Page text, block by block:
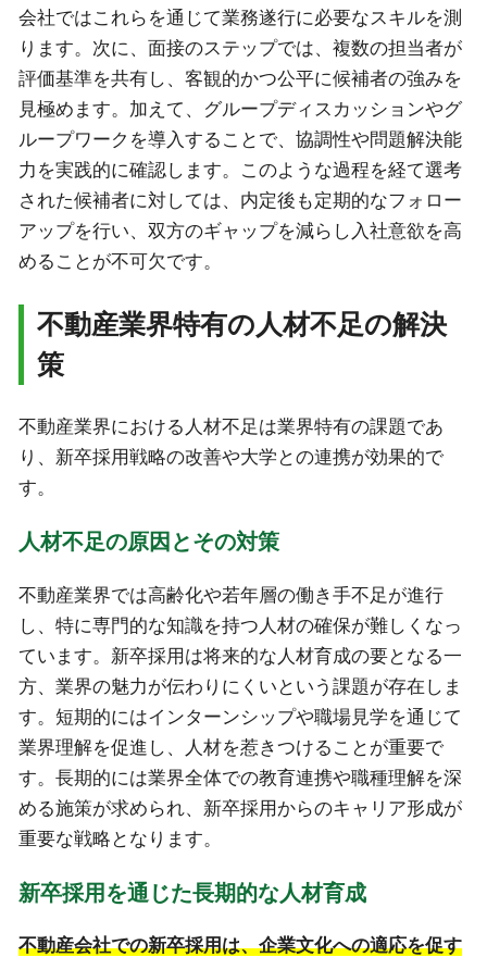
会社ではこれらを通じて業務遂行に必要なスキルを測
ります。次に、面接のステップでは、複数の担当者が
評価基準を共有し、客観的かつ公平に候補者の強みを
見極めます。加えて、グループディスカッションやグ
ループワークを導入することで、協調性や問題解決能
力を実践的に確認します。このような過程を経て選考
された候補者に対しては、内定後も定期的なフォロー
アップを行い、双方のギャップを減らし入社意欲を高
めることが不可欠です。
不動産業界特有の人材不足の解決
策
不動産業界における人材不足は業界特有の課題であ
り、新卒採用戦略の改善や大学との連携が効果的で
す。
人材不足の原因とその対策
不動産業界では高齢化や若年層の働き手不足が進行
し、特に専門的な知識を持つ人材の確保が難しくなっ
ています。新卒採用は将来的な人材育成の要となる一
方、業界の魅力が伝わりにくいという課題が存在しま
す。短期的にはインターンシップや職場見学を通じて
業界理解を促進し、人材を惹きつけることが重要で
す。長期的には業界全体での教育連携や職種理解を深
める施策が求められ、新卒採用からのキャリア形成が
重要な戦略となります。
新卒採用を通じた長期的な人材育成
不動産会社での新卒採用は、企業文化への適応を促す